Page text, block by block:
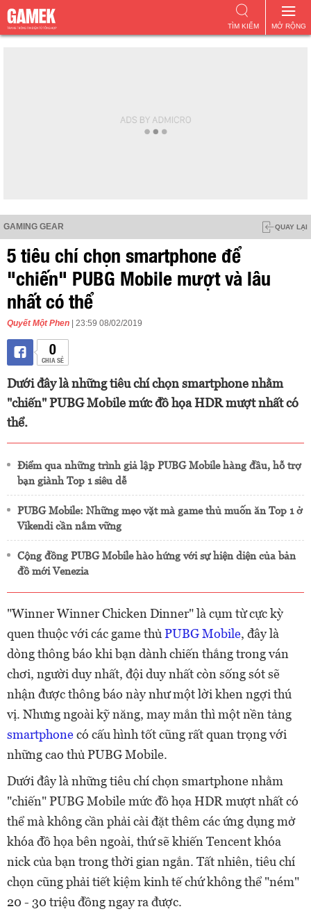
MỞ RỘNG
TÌM KIẾM
GAMING GEAR QUAY LẠI
5 tiêu chí chọn smartphone để
"chiến" PUBG Mobile mượt và lâu
nhất có thể
Quyết Một Phen | 23:59 08/02/2019
0
CHIA SẺ
Dưới đây là những tiêu chí chọn smartphone nhằm
"chiến" PUBG Mobile mức đồ họa HDR mượt nhất có
thể.
Điểm qua những trình giả lập PUBG Mobile hàng đầu, hỗ trợ
bạn giành Top 1 siêu dễ
PUBG Mobile: Những mẹo vặt mà game thủ muốn ăn Top 1 ở
Vikendi cần nắm vững
Cộng đồng PUBG Mobile hào hứng với sự hiện diện của bản
đồ mới Venezia
"Winner Winner Chicken Dinner" là cụm từ cực kỳ
quen thuộc với các game thủ PUBG Mobile, đây là
dòng thông báo khi bạn dành chiến thắng trong ván
chơi, người duy nhất, đội duy nhất còn sống sót sẽ
nhận được thông báo này như một lời khen ngợi thú
vị. Nhưng ngoài kỹ năng, may mắn thì một nền tảng
smartphonecó cấu hình tốt cũng rất quan trọng với
những cao thủ PUBG Mobile.
Dưới đây là những tiêu chíchọn smartphone nhằm
"chiến" PUBG Mobile mức đồ họa HDR mượt nhất có
thể mà không cần phải cài đặt thêm các ứng dụng mở
khóa đồ họa bên ngoài, thứ sẽ khiến Tencent khóa
nick của bạn trong thời gian ngắn. Tất nhiên, tiêu chí
chọn cũng phải tiết kiệm kinh tế chứ không thể "ném"
20 - 30 triệu đồng ngay ra được.